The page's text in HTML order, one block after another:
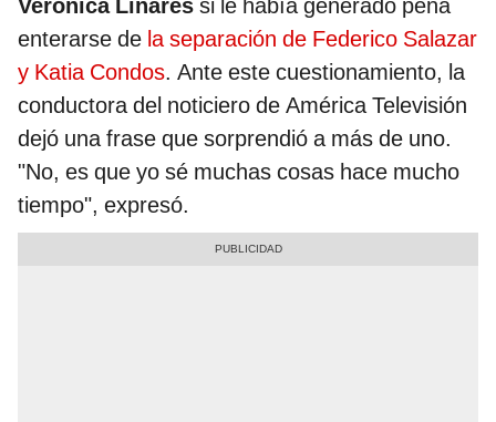
Verónica Linares si le había generado pena
enterarse de la separación de Federico Salazar
y Katia Condos. Ante este cuestionamiento, la
conductora del noticiero de América Televisión
dejó una frase que sorprendió a más de uno.
"No, es que yo sé muchas cosas hace mucho
tiempo", expresó.